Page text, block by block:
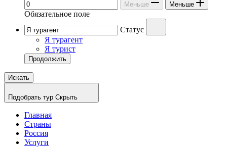
Меньше Меньше
Обязательное поле
Статус
Я турагент
Я турист
Продолжить
Искать
Подобрать тур Скрыть
Главная
Страны
Россия
Услуги